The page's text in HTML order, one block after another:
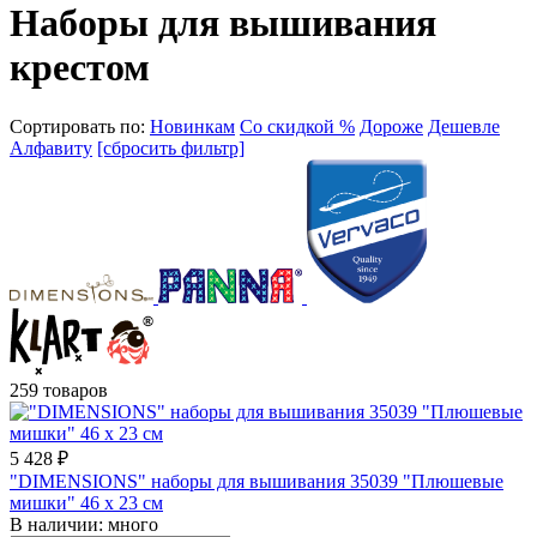
Наборы для вышивания
крестом
Сортировать по: Новинкам Со скидкой % Дороже Дешевле
Алфавиту [сбросить фильтр]
259 товаров
5 428 ₽
"DIMENSIONS" наборы для вышивания 35039 "Плюшевые
мишки" 46 x 23 см
В наличии: много